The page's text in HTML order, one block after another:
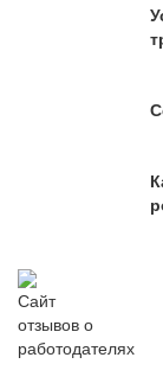
Сайт
отзывов о
работодателях